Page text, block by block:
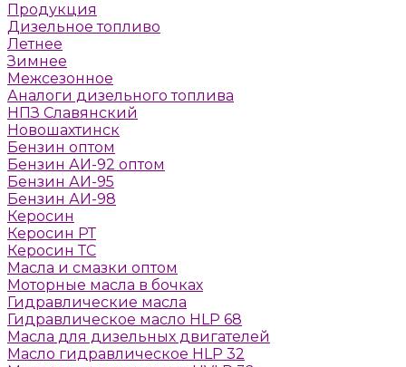
Продукция
Дизельное топливо
Летнее
Зимнее
Межсезонное
Аналоги дизельного топлива
НПЗ Славянский
Новошахтинск
Бензин оптом
Бензин АИ-92 оптом
Бензин АИ-95
Бензин АИ-98
Керосин
Керосин РТ
Керосин ТС
Масла и смазки оптом
Моторные масла в бочках
Гидравлические масла
Гидравлическое масло HLP 68
Масла для дизельных двигателей
Масло гидравлическое HLP 32